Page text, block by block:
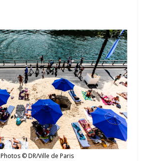
Photos © DR/Ville de Paris